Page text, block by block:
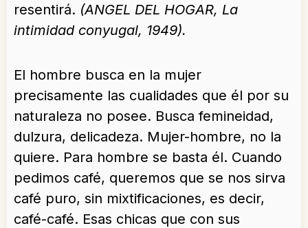
resentirá. (ANGEL DEL HOGAR, La
intimidad conyugal, 1949).
El hombre busca en la mujer
precisamente las cualidades que él por su
naturaleza no posee. Busca femineidad,
dulzura, delicadeza. Mujer-hombre, no la
quiere. Para hombre se basta él. Cuando
pedimos café, queremos que se nos sirva
café puro, sin mixtificaciones, es decir,
café-café. Esas chicas que con sus